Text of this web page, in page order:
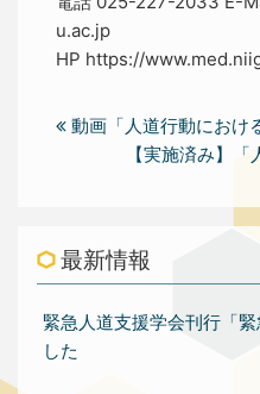
u.ac.jp
HP https://
動画「人道行動におけ
【実施済み】
最新情報
緊急人道支援学会刊行「
した